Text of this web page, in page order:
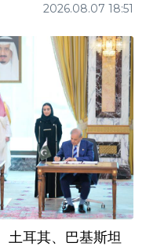
2026.08.07 18:51
土耳其、巴基斯坦